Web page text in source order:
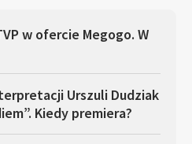
w ofercie Megogo. W
Urszuli Dudziak
Kiedy premiera?